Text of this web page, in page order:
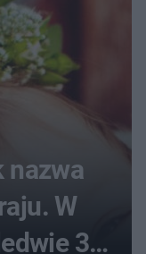
nazwa
W
3